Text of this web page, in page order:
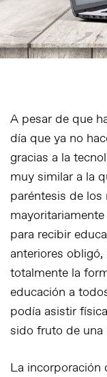
A pesar de que
día que ya no
gracias a la
muy similar a la
paréntesis de
para recibir
anteriores
totalmente la
educación a
podía asistir
sido fruto de una
La incorporación